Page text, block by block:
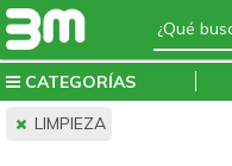
CATEGORÍAS
LIMPIEZA